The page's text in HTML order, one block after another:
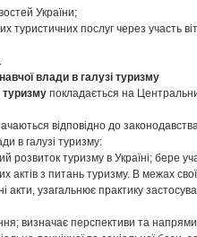
України;
послуг через участь
влади в галузі туризму
туризму покладається на
відповідно до
в галузі туризму:
розвиток туризму в Україні; бере
актів з питань туризму. В межах
акти, узагальнює практику
визначає перспективи та